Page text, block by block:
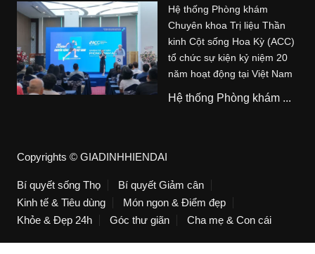
Hệ thống Phòng khám
Chuyên khoa Trị liệu Thần
kinh Cột sống Hoa Kỳ (ACC)
tổ chức sự kiện kỷ niệm 20
năm hoạt động tại Việt Nam
Hệ thống Phòng khám ...
Copyrights © GIADINHHIENDAI
Bí quyết sống Thọ
Bí quyết Giảm cân
Kinh tế & Tiêu dùng
Món ngon & Điểm đẹp
Khỏe & Đẹp 24h
Góc thư giãn Cha mẹ & Con cái